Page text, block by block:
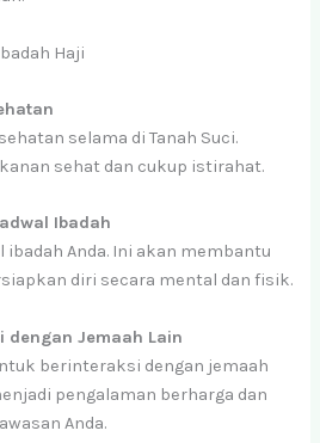
Haji
selama di Tanah Suci.
sehat dan cukup istirahat.
Ibadah
ibadah Anda. Ini akan membantu
diri secara mental dan fisik.
dengan Jemaah Lain
berinteraksi dengan jemaah
pengalaman berharga dan
Anda.